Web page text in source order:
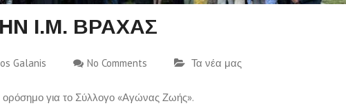
Ι.Μ. ΒΡΑΧΑΣ
Galanis No Comments Τα νέα μας
ορόσημο για το Σύλλογο «Αγώνας Ζωής».